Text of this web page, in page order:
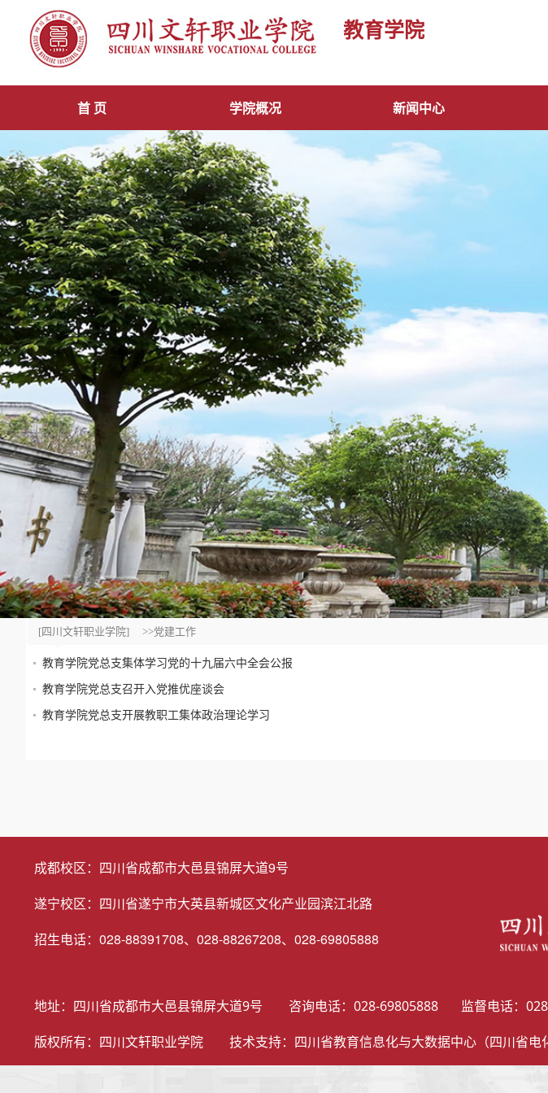
[四川文轩职业学院] >>党建工作
教育学院党总支集体学习党的十九届六中全会公报
教育学院党总支召开入党推优座谈会
教育学院党总支开展教职工集体政治理论学习
成都校区：四川省成都市大邑县锦屏大道9号
遂宁校区：四川省遂宁市大英县新城区文化产业园滨江北路
招生电话：028-88391708、028-88267208、028-69805888
地址：四川省成都市大邑县锦屏大道9号 咨询电话：028-69805888 监督电话
版权所有：四川文轩职业学院 技术支持： 四川省教育信息化与大数据中心（四川省电
首 页 学院概况 新闻中心
教育学院